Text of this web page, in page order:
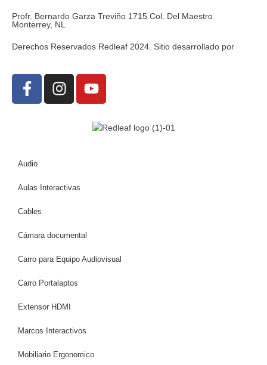
Profr. Bernardo Garza Treviño 1715 Col. Del Maestro
Monterrey, NL
Derechos Reservados Redleaf 2024. Sitio desarrollado por
Audio
Aulas Interactivas
Cables
Cámara documental
Carro para Equipo Audiovisual
Carro Portalaptos
Extensor HDMI
Marcos Interactivos
Mobiliario Ergonomico